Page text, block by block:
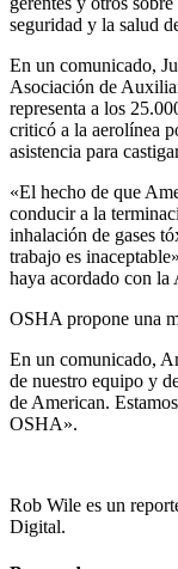
seguridad y la salud
En un comunicado,
Asociación de
representa a los
criticó a la aerolínea
asistencia para
«El hecho de que
conducir a la
inhalación de gases
trabajo es
haya acordado con la
OSHA propone una
En un comunicado,
de nuestro equipo y
de American.
OSHA».
Rob Wile es un
Digital.